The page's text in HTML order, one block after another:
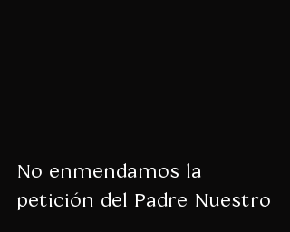
No enmendamos la
petición del Padre Nuestro